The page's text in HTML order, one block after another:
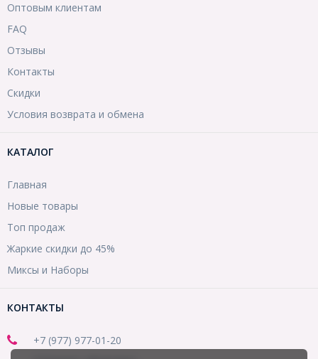
Оптовым клиентам
FAQ
Отзывы
Контакты
Скидки
Условия возврата и обмена
КАТАЛОГ
Главная
Новые товары
Топ продаж
Жаркие скидки до 45%
Миксы и Наборы
КОНТАКТЫ
+7 (977) 977-01-20